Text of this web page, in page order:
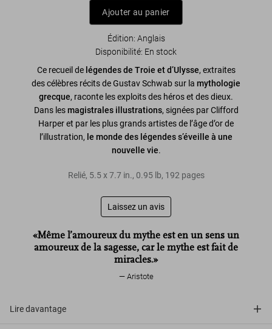
Ajouter au panier
Édition: Anglais
Disponibilité: En stock
Ce recueil de légendes de Troie et d’Ulysse, extraites
des célèbres récits de Gustav Schwab sur la mythologie
grecque, raconte les exploits des héros et des dieux.
Dans lesmagistrales illustrations, signées par Clifford
Harper et par les plus grands artistes de l’âge d’or de
l’illustration, le monde des légendes s’éveille à une
nouvelle vie.
Relié, 5.5x7.7 in., 0.95 lb, 192 pages
Laissez un avis
«Même l’amoureux du mythe est en un sens un
amoureux de la sagesse, car le mythe est fait de
miracles.»
Aristote
Lire davantage